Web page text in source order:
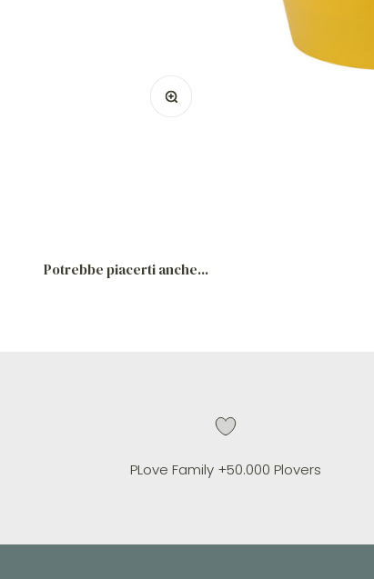
Ingrandisci immagine
PLove Family +50.000 Plovers